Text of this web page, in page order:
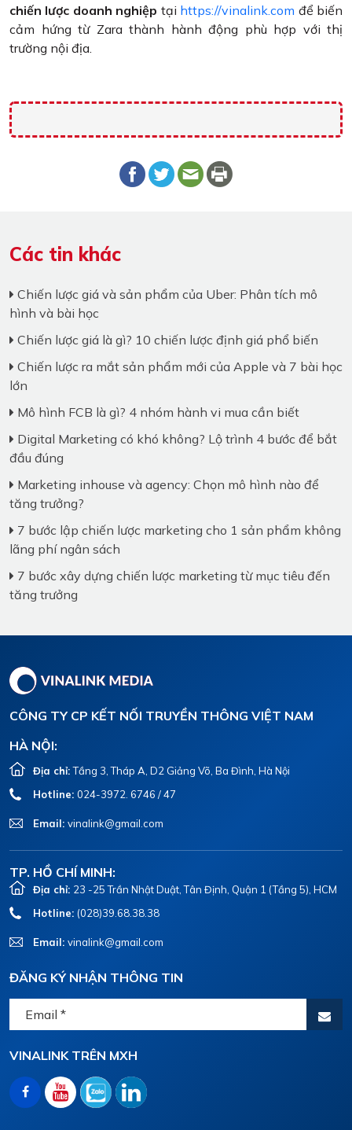
chiến lược doanh nghiệp tại https://vinalink.com để biến
cảm hứng từ Zara thành hành động phù hợp với thị
trường nội địa.
Các tin khác
Chiến lược giá và sản phẩm của Uber: Phân tích mô
hình và bài học
Chiến lược giá là gì? 10 chiến lược định giá phổ biến
Chiến lược ra mắt sản phẩm mới của Apple và 7 bài học
lớn
Mô hình FCB là gì? 4 nhóm hành vi mua cần biết
Digital Marketing có khó không? Lộ trình 4 bước để bắt
đầu đúng
Marketing inhouse và agency: Chọn mô hình nào để
tăng trưởng?
7 bước lập chiến lược marketing cho 1 sản phẩm không
lãng phí ngân sách
7 bước xây dựng chiến lược marketing từ mục tiêu đến
tăng trưởng
CÔNG TY CP KẾT NỐI TRUYỀN THÔNG VIỆT NAM
HÀ NỘI:
Địa chỉ:Tầng 3, Tháp A, D2 Giảng Võ, Ba Đình, Hà Nội
Hotline: 024-3972. 6746 / 47
Email: vinalink@gmail.com
TP. HỒ CHÍ MINH:
Địa chỉ: 23 -25 Trần Nhật Duật, Tân Định, Quận 1 (Tầng 5), HCM
Hotline: (028)39.68.38.38
Email: vinalink@gmail.com
ĐĂNG KÝ NHẬN THÔNG TIN
VINALINK TRÊN MXH